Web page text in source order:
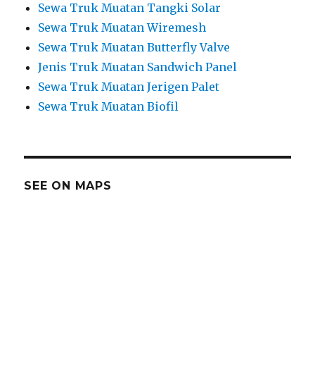
Sewa Truk Muatan Tangki Solar
Sewa Truk Muatan Wiremesh
Sewa Truk Muatan Butterfly Valve
Jenis Truk Muatan Sandwich Panel
Sewa Truk Muatan Jerigen Palet
Sewa Truk Muatan Biofil
SEE ON MAPS